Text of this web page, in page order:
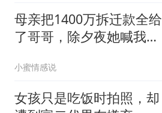
母亲把1400万拆迁款全给
了哥哥，除夕夜她喊我回
了，刚花900万给婆婆换
了套别墅
小蜜情感说
女孩只是吃饭时拍照，却